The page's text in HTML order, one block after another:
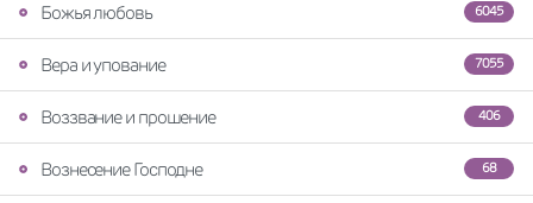
6045
Божья любовь
7055
Вера и упование
406
Воззвание и прошение
68
Вознесение Господне